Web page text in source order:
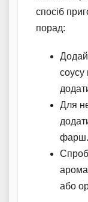
спосіб
порад:
соусу
Для
фарш.
або